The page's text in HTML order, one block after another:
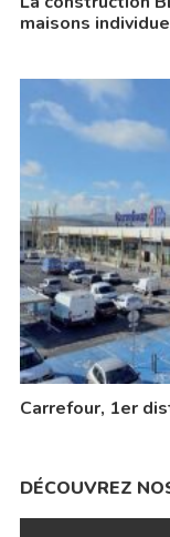
maisons
Carrefour, 1er
DÉCOUVREZ